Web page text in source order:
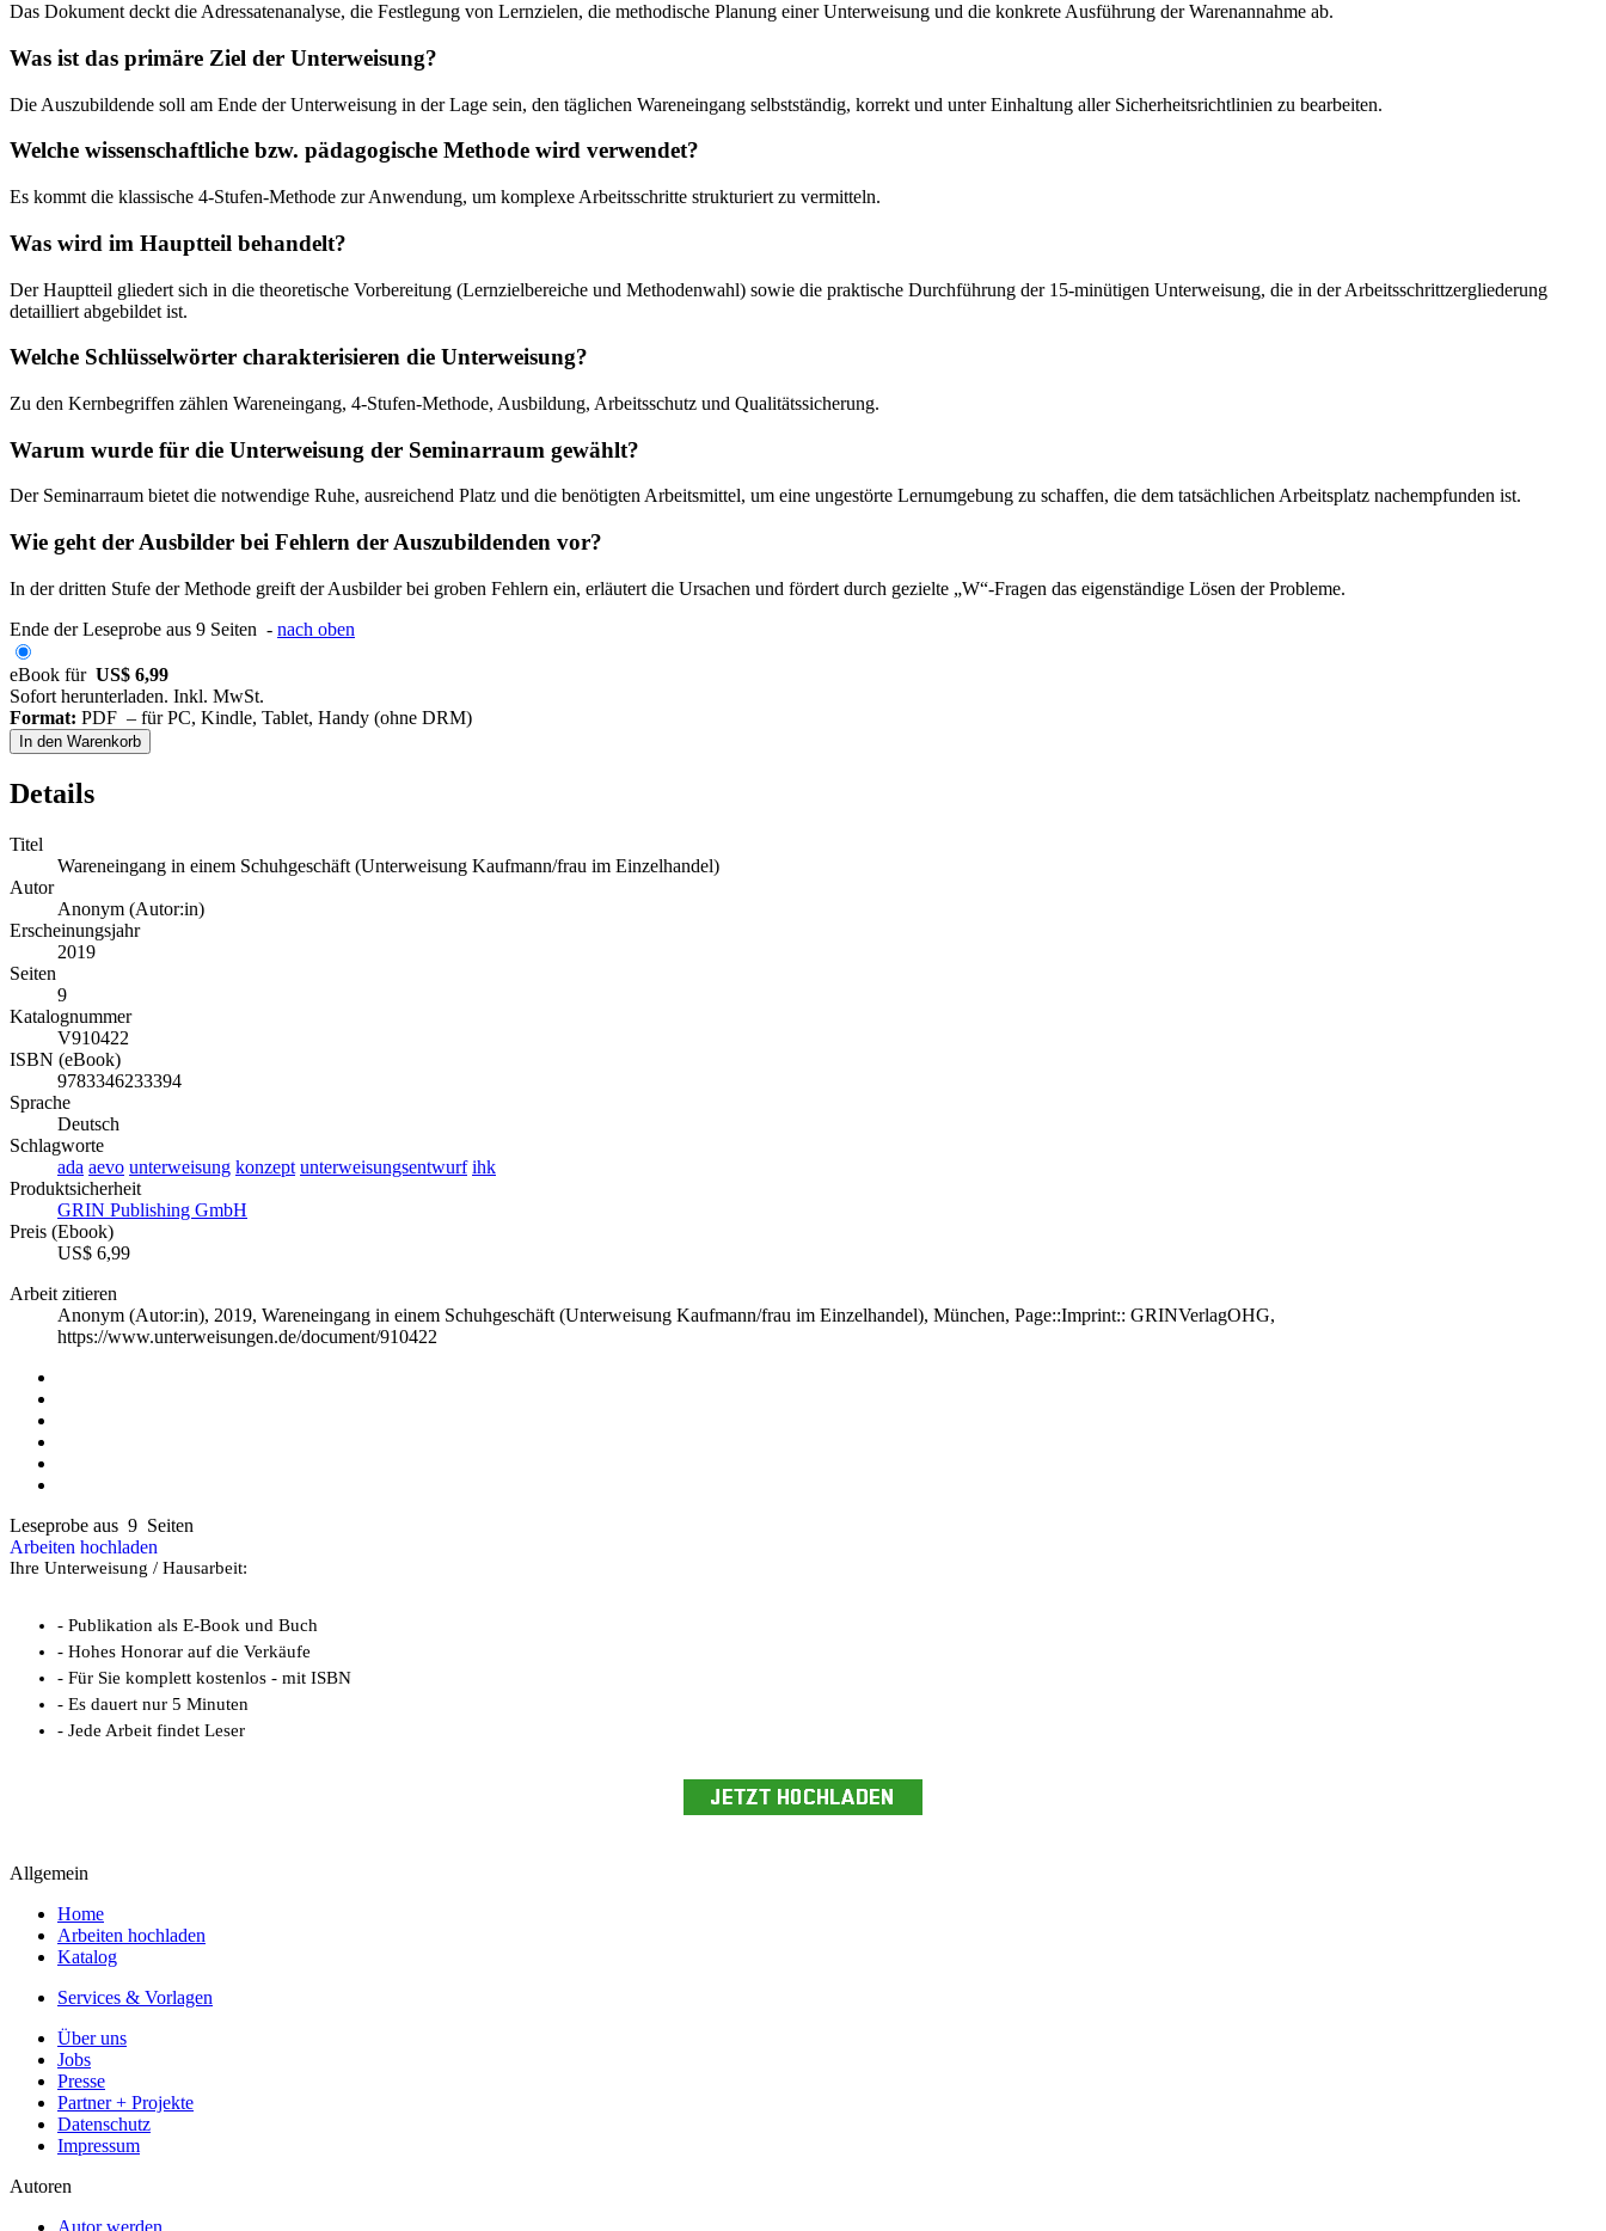
Das Dokument deckt die Adressatenanalyse, die Festlegung von Lernzielen, die methodische Planung einer Unterweisung und die konkrete Ausführung der Warenannahme ab.
Was ist das primäre Ziel der Unterweisung?
Die Auszubildende soll am Ende der Unterweisung in der Lage sein, den täglichen Wareneingang selbstständig, korrekt und unter Einhaltung aller Sicherheitsrichtlinien zu bearbeiten.
Welche wissenschaftliche bzw. pädagogische Methode wird verwendet?
Es kommt die klassische 4-Stufen-Methode zur Anwendung, um komplexe Arbeitsschritte strukturiert zu vermitteln.
Was wird im Hauptteil behandelt?
Der Hauptteil gliedert sich in die theoretische Vorbereitung (Lernzielbereiche und Methodenwahl) sowie die praktische Durchführung der 15-minütigen Unterweisung, die in der Arbeitsschrittzergliederung
detailliert abgebildet ist.
Welche Schlüsselwörter charakterisieren die Unterweisung?
Zu den Kernbegriffen zählen Wareneingang, 4-Stufen-Methode, Ausbildung, Arbeitsschutz und Qualitätssicherung.
Warum wurde für die Unterweisung der Seminarraum gewählt?
Der Seminarraum bietet die notwendige Ruhe, ausreichend Platz und die benötigten Arbeitsmittel, um eine ungestörte Lernumgebung zu schaffen, die dem tatsächlichen Arbeitsplatz nachempfunden ist.
Wie geht der Ausbilder bei Fehlern der Auszubildenden vor?
In der dritten Stufe der Methode greift der Ausbilder bei groben Fehlern ein, erläutert die Ursachen und fördert durch gezielte „W“-Fragen das eigenständige Lösen der Probleme.
Ende der Leseprobe aus 9 Seiten - nach oben
eBook für US$ 6,99
Sofort herunterladen. Inkl. MwSt.
Format: PDF – für PC, Kindle, Tablet, Handy (ohne DRM)
In den Warenkorb
Details
Titel
Wareneingang in einem Schuhgeschäft (Unterweisung Kaufmann/frau im Einzelhandel)
Autor
Anonym (Autor:in)
Erscheinungsjahr
2019
Seiten
9
Katalognummer
V910422
ISBN (eBook)
9783346233394
Sprache
Deutsch
Schlagworte
ada aevo unterweisung konzept unterweisungsentwurf ihk
Produktsicherheit
GRIN Publishing GmbH
Preis (Ebook)
US$ 6,99
Arbeit zitieren
Anonym (Autor:in), 2019, Wareneingang in einem Schuhgeschäft (Unterweisung Kaufmann/frau im Einzelhandel), München, Page::Imprint:: GRINVerlagOHG,
https://www.unterweisungen.de/document/910422
Leseprobe aus 9 Seiten
Arbeiten hochladen
Ihre Unterweisung / Hausarbeit:
- Publikation als E-Book und Buch
- Hohes Honorar auf die Verkäufe
- Für Sie komplett kostenlos - mit ISBN
- Es dauert nur 5 Minuten
- Jede Arbeit findet Leser
Allgemein
Home
Arbeiten hochladen
Katalog
Services & Vorlagen
Über uns
Jobs
Presse
Partner + Projekte
Datenschutz
Impressum
Autoren
Autor werden